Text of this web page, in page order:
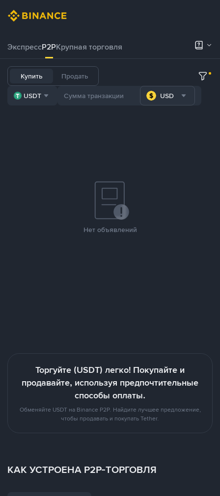
ЭкспрессP2PКрупная торговля
Купить Продать
USDT USD
Нет объявлений
Торгуйте (USDT) легко! Покупайте и
продавайте, используя предпочтительные
способы оплаты.
Обменяйте USDT на Binance P2P. Найдите лучшее предложение,
чтобы продавать и покупать Tether.
КАК УСТРОЕНА P2P-ТОРГОВЛЯ